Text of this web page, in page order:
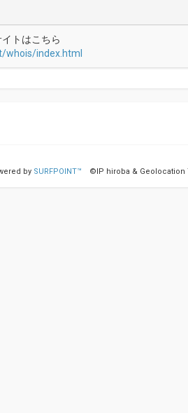
トはこちら
whois/index.html
by SURFPOINT™ ©IP hiroba & Geolocation